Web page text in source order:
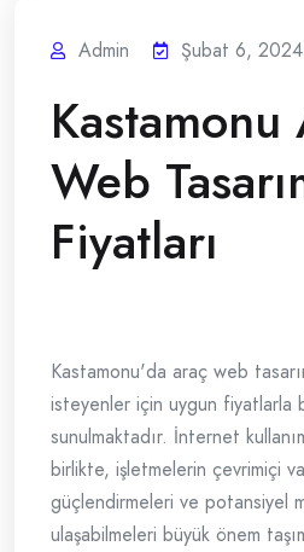
Admin Şubat 6, 2024
Kastamonu
Web
Fiyatları
Kastamonu'da araç web
isteyenler için uygun fiyatlarla
sunulmaktadır. İnternet
birlikte, işletmelerin çevrimiçi
güçlendirmeleri ve potansiyel
ulaşabilmeleri büyük önem